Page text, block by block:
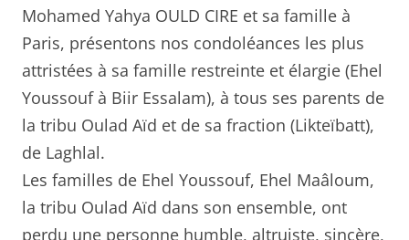
Mohamed Yahya OULD CIRE et sa famille à
Paris, présentons nos condoléances les plus
attristées à sa famille restreinte et élargie (Ehel
Youssouf à Biir Essalam), à tous ses parents de
la tribu Oulad Aïd et de sa fraction (Likteïbatt),
de Laghlal.
Les familles de Ehel Youssouf, Ehel Maâloum,
la tribu Oulad Aïd dans son ensemble, ont
perdu une personne humble, altruiste, sincère,